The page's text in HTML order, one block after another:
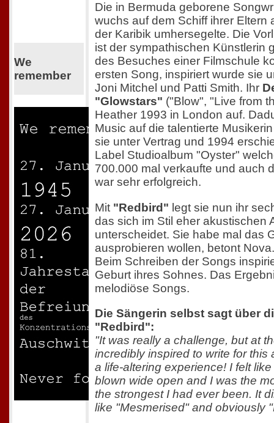
We
remember
Die in Bermuda geborene
wuchs auf dem Schiff ihrer Eltern
der Karibik umhersegelte. Die
ist der sympathischen Künstlerin
des Besuches einer Filmschule
ersten Song, inspiriert wurde sie
Joni Mitchel und Patti Smith. Ihr
"Glowstars" ("Blow", "Live from
Heather 1993 in London auf.
Music auf die talentierte
sie unter Vertrag und 1994
Label Studioalbum "Oyster"
700.000 mal verkaufte und auch
war sehr erfolgreich.
Mit "Redbird" legt sie nun ihr
das sich im Stil eher akustischen
unterscheidet. Sie habe mal das
ausprobieren wollen, betont Nova.
Beim Schreiben der Songs
Geburt ihres Sohnes. Das
melodiöse Songs.
Die Sängerin selbst sagt über
"Redbird":
"It was really a challenge, but at
incredibly inspired to write for this
a life-altering experience! I felt
blown wide open and I was the
the strongest I had ever been. It
like "Mesmerised" and obviously